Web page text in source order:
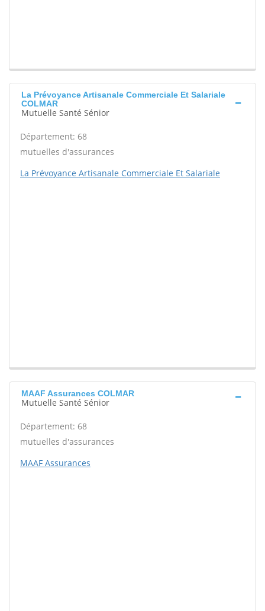
La Prévoyance Artisanale Commerciale Et Salariale
COLMAR
Mutuelle Santé Sénior
Département: 68
mutuelles d'assurances
La Prévoyance Artisanale Commerciale Et Salariale
MAAF Assurances COLMAR
Mutuelle Santé Sénior
Département: 68
mutuelles d'assurances
MAAF Assurances